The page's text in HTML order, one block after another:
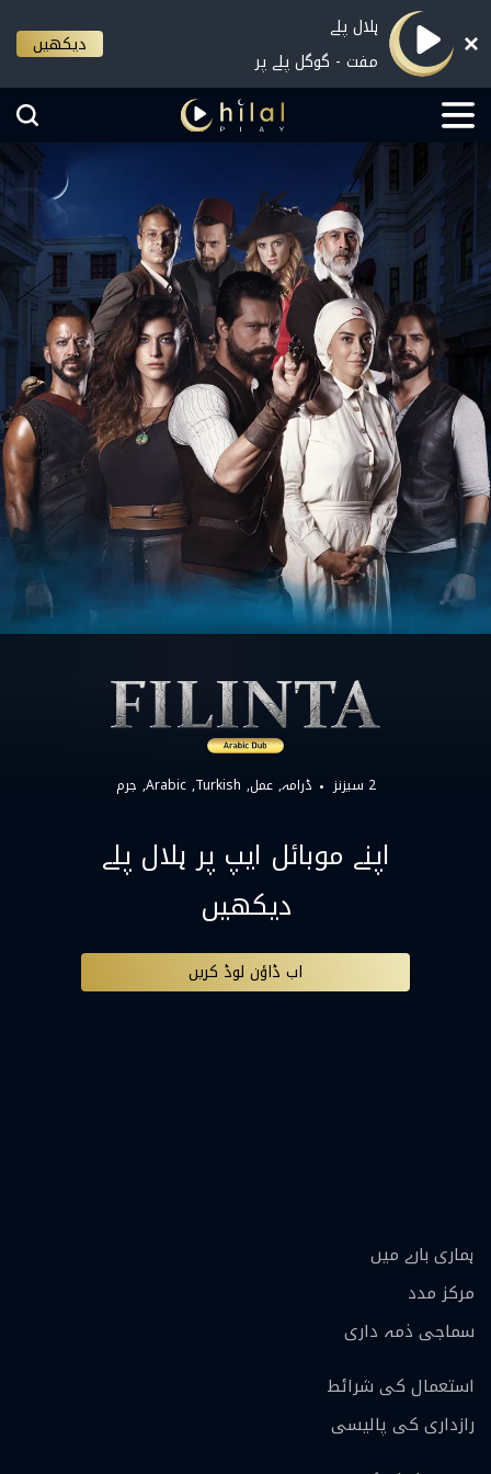
ہلال پلے
مفت - گوگل پلے پر
دیکھیں
2 سیزنز ڈرامہ عمل Turkish
Arabic جرم
اپنے موبائل ایپ پر ہلال پلے
دیکھیں
اب ڈاؤن لوڈ کریں
ہماری بارے ميں
مرکز مدد
سماجی ذمہ داری
استعمال کی شرائط
رازداری کی پالیسی